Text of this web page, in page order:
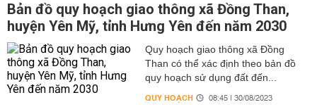
Bản đồ quy hoạch giao thông xã Đồng Than,
huyện Yên Mỹ, tỉnh Hưng Yên đến năm 2030
Quy hoạch giao thông xã Đồng
Than có thể xác định theo bản đồ
quy hoạch sử dụng đất đến...
QUY HOẠCH 08:45 | 30/08/2023